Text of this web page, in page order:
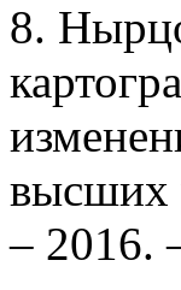
8.
высших
– 2016.